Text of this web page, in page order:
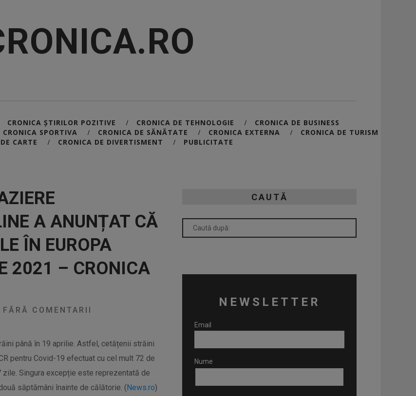
CRONICA ȘTIRILOR POZITIVE / CRONICA DE TEHNOLOGIE / CRONICA DE BUSINESS
CRONICA SPORTIVA / CRONICA DE SĂNĂTATE / CRONICA EXTERNA / CRONICA DE TURISM
CARTE / CRONICA DE DIVERTISMENT / PUBLICITATE
A ANUNȚAT CĂ
ÎN EUROPA
2021 – CRONICA
FĂRĂ COMENTARII
până în 19 aprilie. Astfel, cetățenii străini
pentru Covid-19 efectuat cu cel mult 72 de
Singura excepție este reprezentată de
săptămâni înainte de călătorie. (News.ro)
CAUTĂ
NEWSLETTER
Email
Nume